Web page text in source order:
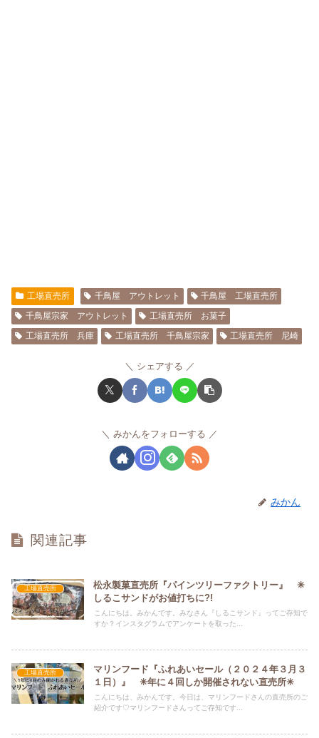
工場直売所 千鳥屋 アウトレット
千鳥屋 工場直売所
千鳥屋宗家 アウトレット
工場直売所 お菓子
工場直売所 兵庫
工場直売所 千鳥屋宗家 工場直売所 尼崎
シェアする
みかんをフォローする
みかん
関連記事
工場直売所
松永製菓直売所『パインツリーファクトリー』 ✳︎
しるこサンドがお値打ちに?!
こんにちは。みかんです。みなさん『しるこサンド』ってご存知で
すか？インスタグラムでアンケートを取った...
工場直売所
マリンフード『ふれあいセール（２０２４年３月３
１日）』 ✳︎年に４回しか開催されない直売所✳︎
こんにちは、みかんです。今日は、マリンフードさんの直売所のご
紹介です♡マリンフードさんってご存知です...